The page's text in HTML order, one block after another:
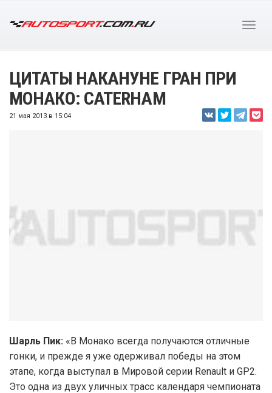
ЦИТАТЫ НАКАНУНЕ ГРАН ПРИ
МОНАКО: CATERHAM
21 мая 2013 в 15:04
Шарль Пик: «В Монако всегда получаются отличные
гонки, и прежде я уже одерживал победы на этом
этапе, когда выступал в Мировой серии Renault и GP2.
Это одна из двух уличных трасс календаря чемпионата